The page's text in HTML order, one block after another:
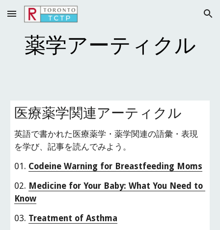
Skip to main content Skip to navigation
薬学アーティクル
医療薬学関連アーティクル
英語で書かれた医療薬学・薬学関連の語彙・表現
を学び、記事を読んでみよう。
01. Codeine Warning for Breastfeeding Moms
02. Medicine for Your Baby: What You Need to
Know
03. Treatment of Asthma